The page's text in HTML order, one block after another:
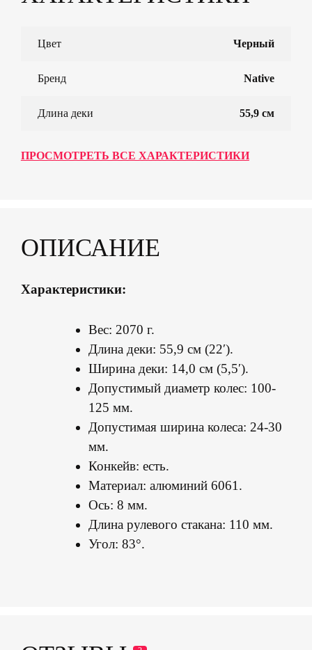
Цвет Черный
Бренд Native
Длина деки 55,9 см
ПРОСМОТРЕТЬ ВСЕ ХАРАКТЕРИСТИКИ
ОПИСАНИЕ
Характеристики:
Вес: 2070 г.
Длина деки: 55,9 см (22′).
Ширина деки: 14,0 см (5,5′).
Допустимый диаметр колес: 100-
125 мм.
Допустимая ширина колеса: 24-30
мм.
Конкейв: есть.
Материал: алюминий 6061.
Ось: 8 мм.
Длина рулевого стакана: 110 мм.
Угол: 83°.